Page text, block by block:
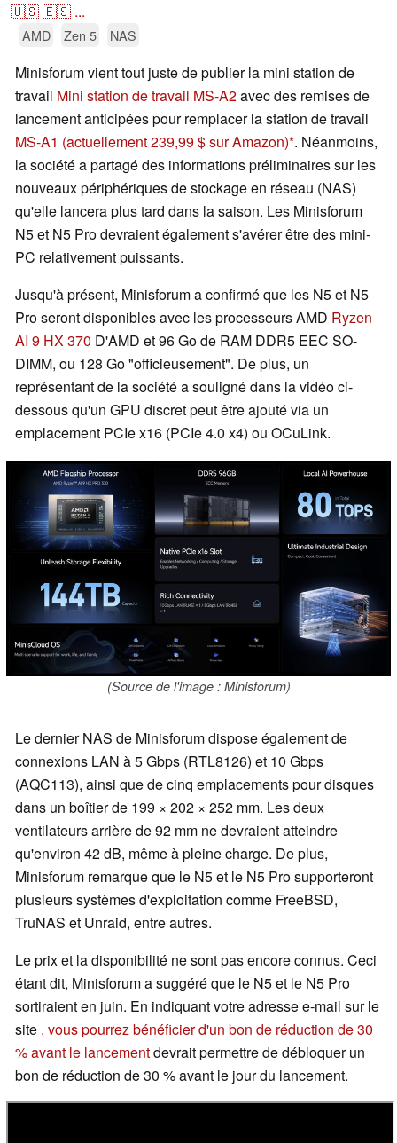
🇺🇸🇪🇸 ...
AMD Zen 5 NAS
Minisforum vient tout juste de publier la mini station de
travail Mini station de travail MS-A2avec des remises de
lancement anticipées pour remplacer la station de travail
MS-A1 (actuellement 239,99 $ sur Amazon) . Néanmoins,
la société a partagé des informations préliminaires sur les
nouveaux périphériques de stockage en réseau (NAS)
qu'elle lancera plus tard dans la saison. Les Minisforum
N5 et N5 Pro devraient également s'avérer être des mini-
PC relativement puissants.
Jusqu'à présent, Minisforum a confirmé que les N5 et N5
Pro seront disponibles avec les processeurs AMD Ryzen
AI 9 HX 370 D'AMD et 96 Go de RAM DDR5 EEC SO-
DIMM, ou 128 Go "officieusement". De plus, un
représentant de la société a souligné dans la vidéo ci-
dessous qu'un GPU discret peut être ajouté via un
emplacement PCIe x16 (PCIe 4.0 x4) ou OCuLink.
(Source de l'image : Minisforum)
Le dernier NAS de Minisforum dispose également de
connexions LAN à 5 Gbps (RTL8126) et 10 Gbps
(AQC113), ainsi que de cinq emplacements pour disques
dans un boîtier de 199 × 202 × 252 mm. Les deux
ventilateurs arrière de 92 mm ne devraient atteindre
qu'environ 42 dB, même à pleine charge. De plus,
Minisforum remarque que le N5 et le N5 Pro supporteront
plusieurs systèmes d'exploitation comme FreeBSD,
TruNAS et Unraid, entre autres.
Le prix et la disponibilité ne sont pas encore connus. Ceci
étant dit, Minisforum a suggéré que le N5 et le N5 Pro
sortiraient en juin. En indiquant votre adresse e-mail sur le
site , vous pourrez bénéficier d'un bon de réduction de 30
% avant le lancementdevrait permettre de débloquer un
bon de réduction de 30 % avant le jour du lancement.